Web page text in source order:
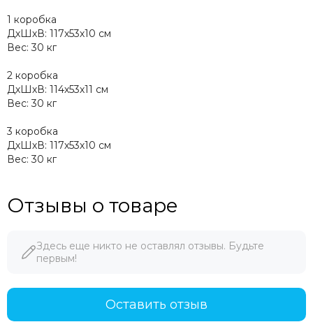
1 коробка
ДхШхВ: 117х53х10 см
Вес: 30 кг
2 коробка
ДхШхВ: 114х53х11 см
Вес: 30 кг
3 коробка
ДхШхВ: 117х53х10 см
Вес: 30 кг
Отзывы о товаре
Здесь еще никто не оставлял отзывы. Будьте
первым!
Оставить отзыв